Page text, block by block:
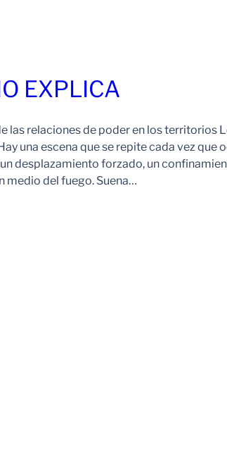
EXPLICA
las relaciones de poder en los territorios
una escena que se repite cada vez que
desplazamiento forzado, un
medio del fuego. Suena…